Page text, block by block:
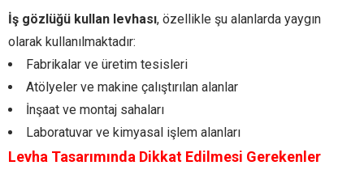
İş gözlüğü kullan levhası, özellikle şu alanlarda yaygın
olarak kullanılmaktadır:
Fabrikalar ve üretim tesisleri
Atölyeler ve makine çalıştırılan alanlar
İnşaat ve montaj sahaları
Laboratuvar ve kimyasal işlem alanları
Levha Tasarımında Dikkat Edilmesi Gerekenler